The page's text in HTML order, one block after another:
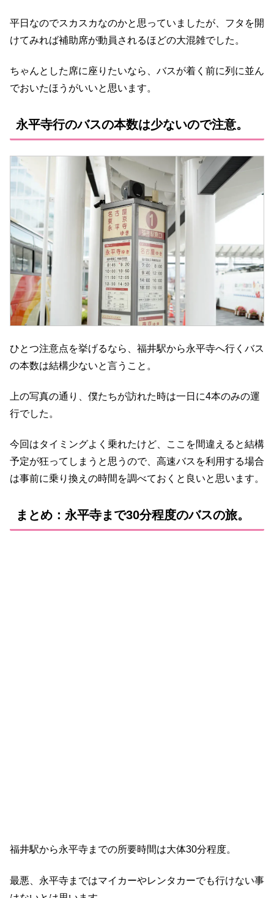
平日なのでスカスカなのかと思っていましたが、フタを開
けてみれば補助席が動員されるほどの大混雑でした。
ちゃんとした席に座りたいなら、バスが着く前に列に並ん
でおいたほうがいいと思います。
永平寺行のバスの本数は少ないので注意。
ひとつ注意点を挙げるなら、福井駅から永平寺へ行くバス
の本数は結構少ないと言うこと。
上の写真の通り、僕たちが訪れた時は一日に4本のみの運
行でした。
今回はタイミングよく乗れたけど、ここを間違えると結構
予定が狂ってしまうと思うので、高速バスを利用する場合
は事前に乗り換えの時間を調べておくと良いと思います。
まとめ：永平寺まで30分程度のバスの旅。
福井駅から永平寺までの所要時間は大体30分程度。
最悪、永平寺まではマイカーやレンタカーでも行けない事